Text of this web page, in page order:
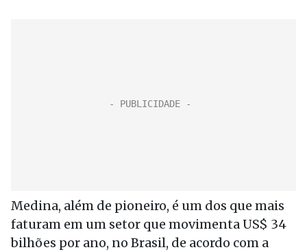
Medina, além de pioneiro, é um dos que mais
faturam em um setor que movimenta US$ 34
bilhões por ano, no Brasil, de acordo com a